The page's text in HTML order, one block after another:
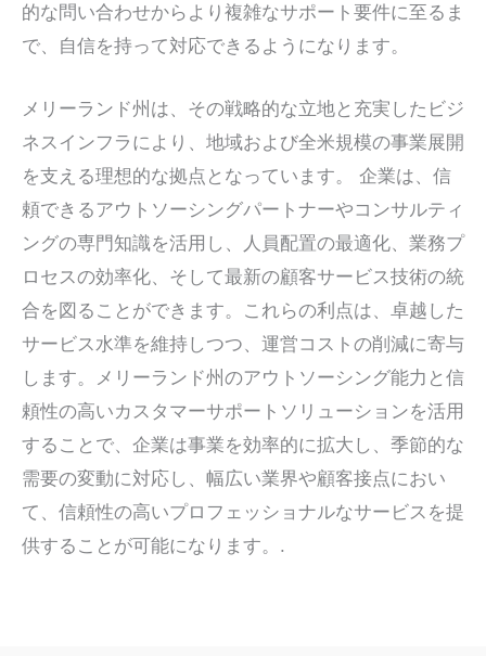
的な問い合わせからより複雑なサポート要件に至るま
で、自信を持って対応できるようになります。
メリーランド州は、その戦略的な立地と充実したビジ
ネスインフラにより、地域および全米規模の事業展開
を支える理想的な拠点となっています。 企業は、信
頼できるアウトソーシングパートナーやコンサルティ
ングの専門知識を活用し、人員配置の最適化、業務プ
ロセスの効率化、そして最新の顧客サービス技術の統
合を図ることができます。これらの利点は、卓越した
サービス水準を維持しつつ、運営コストの削減に寄与
します。メリーランド州のアウトソーシング能力と信
頼性の高いカスタマーサポートソリューションを活用
することで、企業は事業を効率的に拡大し、季節的な
需要の変動に対応し、幅広い業界や顧客接点におい
て、信頼性の高いプロフェッショナルなサービスを提
供することが可能になります。 .